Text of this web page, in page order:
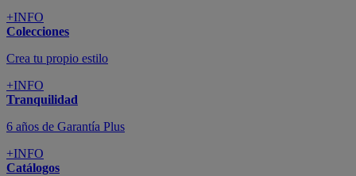
+INFO
Colecciones
Crea tu propio estilo
+INFO
Tranquilidad
6 años de Garantía Plus
+INFO
Catálogos